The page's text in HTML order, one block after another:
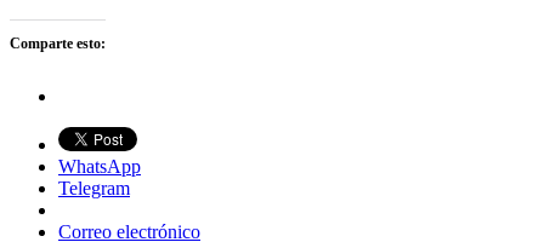
Comparte esto:
WhatsApp
Telegram
Correo electrónico